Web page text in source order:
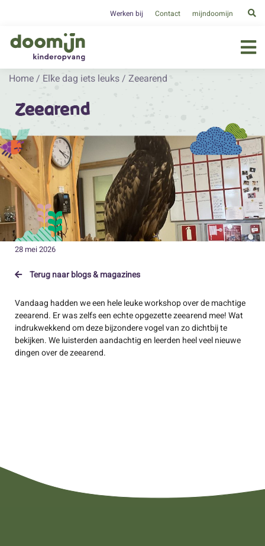
Werken bij Contact mijndoomijn
Home / Elke dag iets leuks / Zeearend
Zeearend
28 mei 2026
Terug naar blogs & magazines
Vandaag hadden we een hele leuke workshop over de machtige
zeearend. Er was zelfs een echte opgezette zeearend mee! Wat
indrukwekkend om deze bijzondere vogel van zo dichtbij te
bekijken. We luisterden aandachtig en leerden heel veel nieuwe
dingen over de zeearend.